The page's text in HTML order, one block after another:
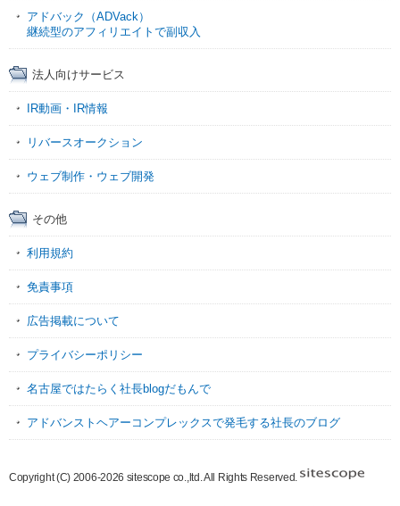
アドバック（ADVack）
継続型のアフィリエイトで副収入
法人向けサービス
IR動画・IR情報
リバースオークション
ウェブ制作・ウェブ開発
その他
利用規約
免責事項
広告掲載について
プライバシーポリシー
名古屋ではたらく社長blogだもんで
アドバンストヘアーコンプレックスで発毛する社長のブログ
Copyright (C) 2006-2026 sitescope co.,ltd. All Rights Reserved.